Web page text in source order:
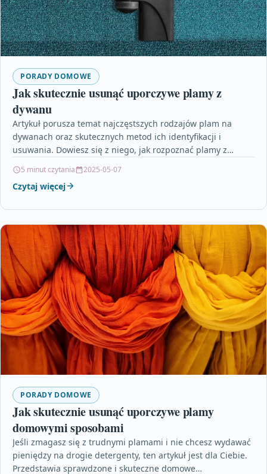
PORADY DOMOWE
Jak skutecznie usunąć uporczywe plamy z
dywanu
Artykuł porusza temat najczęstszych rodzajów plam na
dywanach oraz skutecznych metod ich identyfikacji i
usuwania. Dowiesz się z niego, jak rozpoznać plamy z
5 minut czytania 2025-05-07
Czytaj więcej
PORADY DOMOWE
Jak skutecznie usunąć uporczywe plamy
domowymi sposobami
Jeśli zmagasz się z trudnymi plamami i nie chcesz wydawać
pieniędzy na drogie detergenty, ten artykuł jest dla Ciebie.
Przedstawia sprawdzone i skuteczne domowe…